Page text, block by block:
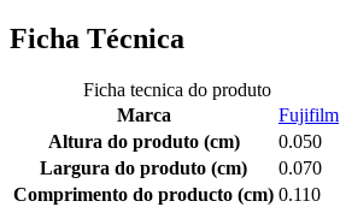
Ficha Técnica
Ficha tecnica do produto
Marca
Fujifilm
Altura do produto (cm)
0.050
Largura do produto (cm)
0.070
Comprimento do producto (cm) 0.110